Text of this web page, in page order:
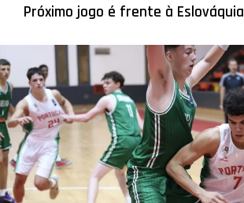
Próximo jogo é frente à Eslováquia